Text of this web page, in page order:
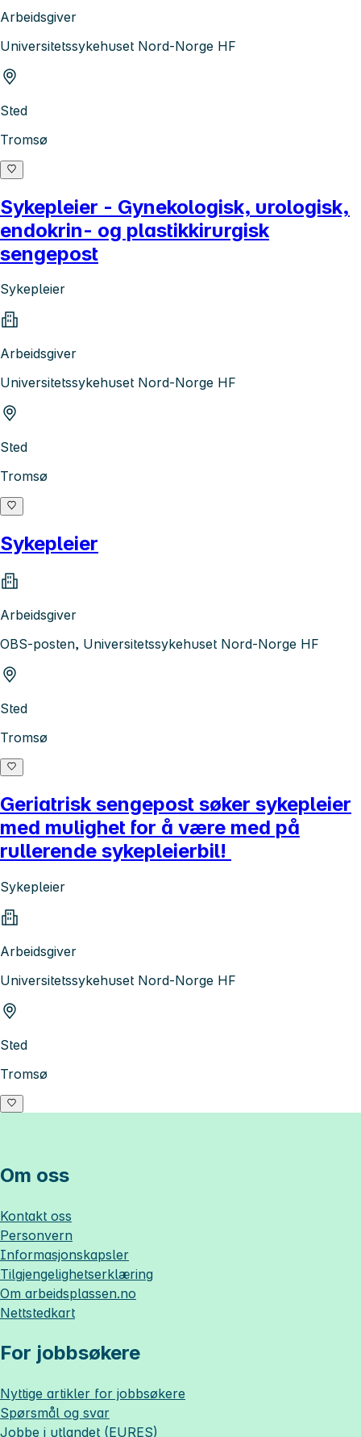
Arbeidsgiver
Universitetssykehuset Nord-Norge HF
Sted
Tromsø
Sykepleier - Gynekologisk, urologisk,
endokrin- og plastikkirurgisk
sengepost
Sykepleier
Arbeidsgiver
Universitetssykehuset Nord-Norge HF
Sted
Tromsø
Sykepleier
Arbeidsgiver
OBS-posten, Universitetssykehuset Nord-Norge HF
Sted
Tromsø
Geriatrisk sengepost søker sykepleier
med mulighet for å være med på
rullerende sykepleierbil!
Sykepleier
Arbeidsgiver
Universitetssykehuset Nord-Norge HF
Sted
Tromsø
Om oss
Kontakt oss
Personvern
Informasjonskapsler
Tilgjengelighetserklæring
Om arbeidsplassen.no
Nettstedkart
For jobbsøkere
Nyttige artikler for jobbsøkere
Spørsmål og svar
Jobbe i utlandet (EURES)